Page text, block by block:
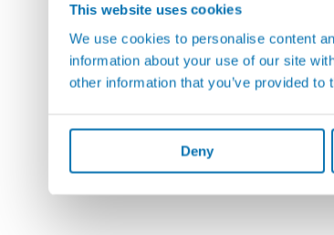
This website uses cookies
We use cookies to personalise content
information about your use of our site
other information that you’ve provided
Deny